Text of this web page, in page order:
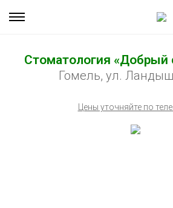
Стоматология «Добрый
Гомель, ул.
Цены уточняйте по